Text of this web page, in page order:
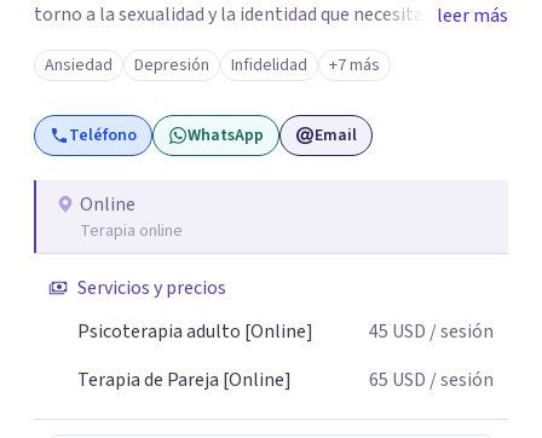
torno a la sexualidad y la identidad que necesitan un
espacio seguro para ser habladas. Mi orientación teórica
integra una mirada Humanista-Relacional con Terapia
Breve, donde el modo en que te vinculas ocupa un lugar
central: cómo te relacionas contigo, con las demás
psicoterapia, cuento con especialización en sexoterapia,
por lo que también acompaño temas de salud sexual,
dificultades en el deseo, intimidad, orientación o
identidad. Busco que el espacio terapéutico sea un lugar
respeto y libertad. Trabajo con objetivos claros y
realistas, sin fórmulas rígidas: combinamos profundidad
leer más
Ansiedad Depresión Infidelidad +7 más
Teléfono WhatsApp Email
Online
Terapia online
Servicios y precios
Psicoterapia adulto [Online]
45 USD / sesión
Terapia de Pareja [Online]
65 USD / sesión